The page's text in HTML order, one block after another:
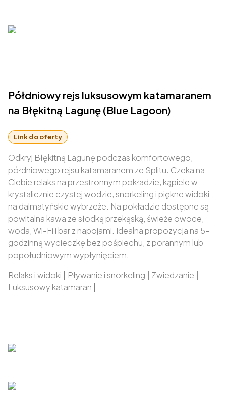
Półdniowy rejs luksusowym katamaranem
na Błękitną Lagunę (Blue Lagoon)
Link do oferty
Odkryj Błękitną Lagunę podczas komfortowego,
półdniowego rejsu katamaranem ze Splitu. Czeka na
Ciebie relaks na przestronnym pokładzie, kąpiele w
krystalicznie czystej wodzie, snorkeling i piękne widoki
na dalmatyńskie wybrzeże. Na pokładzie dostępne są
powitalna kawa ze słodką przekąską, świeże owoce,
woda, Wi-Fi i bar z napojami. Idealna propozycja na 5-
godzinną wycieczkę bez pośpiechu, z porannym lub
popołudniowym wypłynięciem.
Relaks i widoki | Pływanie i snorkeling | Zwiedzanie |
Luksusowy katamaran |